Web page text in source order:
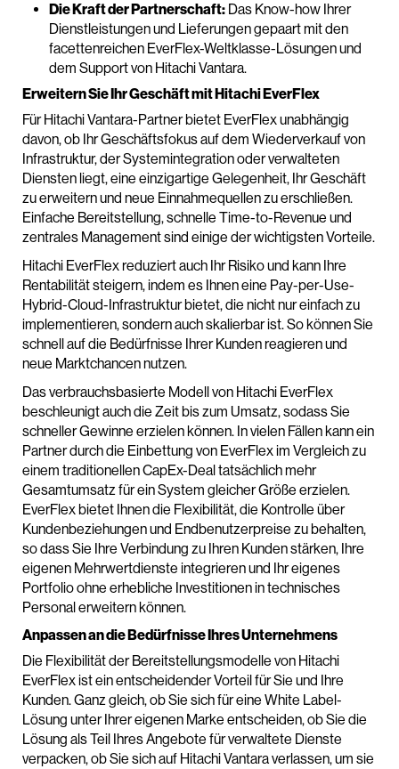
Die Kraft der Partnerschaft: Das Know-how Ihrer
Dienstleistungen und Lieferungen gepaart mit den
facettenreichen EverFlex-Weltklasse-Lösungen und
dem Support von Hitachi Vantara.
Erweitern Sie Ihr Geschäft mit Hitachi EverFlex
Für Hitachi Vantara-Partner bietet EverFlex unabhängig
davon, ob Ihr Geschäftsfokus auf dem Wiederverkauf von
Infrastruktur, der Systemintegration oder verwalteten
Diensten liegt, eine einzigartige Gelegenheit, Ihr Geschäft
zu erweitern und neue Einnahmequellen zu erschließen.
Einfache Bereitstellung, schnelle Time-to-Revenue und
zentrales Management sind einige der wichtigsten Vorteile.
Hitachi EverFlex reduziert auch Ihr Risiko und kann Ihre
Rentabilität steigern, indem es Ihnen eine Pay-per-Use-
Hybrid-Cloud-Infrastruktur bietet, die nicht nur einfach zu
implementieren, sondern auch skalierbar ist. So können Sie
schnell auf die Bedürfnisse Ihrer Kunden reagieren und
neue Marktchancen nutzen.
Das verbrauchsbasierte Modell von Hitachi EverFlex
beschleunigt auch die Zeit bis zum Umsatz, sodass Sie
schneller Gewinne erzielen können. In vielen Fällen kann ein
Partner durch die Einbettung von EverFlex im Vergleich zu
einem traditionellen CapEx-Deal tatsächlich mehr
Gesamtumsatz für ein System gleicher Größe erzielen.
EverFlex bietet Ihnen die Flexibilität, die Kontrolle über
Kundenbeziehungen und Endbenutzerpreise zu behalten,
so dass Sie Ihre Verbindung zu Ihren Kunden stärken, Ihre
eigenen Mehrwertdienste integrieren und Ihr eigenes
Portfolio ohne erhebliche Investitionen in technisches
Personal erweitern können.
Anpassen an die Bedürfnisse Ihres Unternehmens
Die Flexibilität der Bereitstellungsmodelle von Hitachi
EverFlex ist ein entscheidender Vorteil für Sie und Ihre
Kunden. Ganz gleich, ob Sie sich für eine White Label-
Lösung unter Ihrer eigenen Marke entscheiden, ob Sie die
Lösung als Teil Ihres Angebote für verwaltete Dienste
verpacken, ob Sie sich auf Hitachi Vantara verlassen, um sie